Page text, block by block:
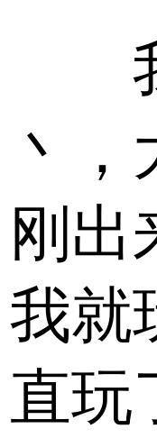
我
丶
刚出
我就
直玩